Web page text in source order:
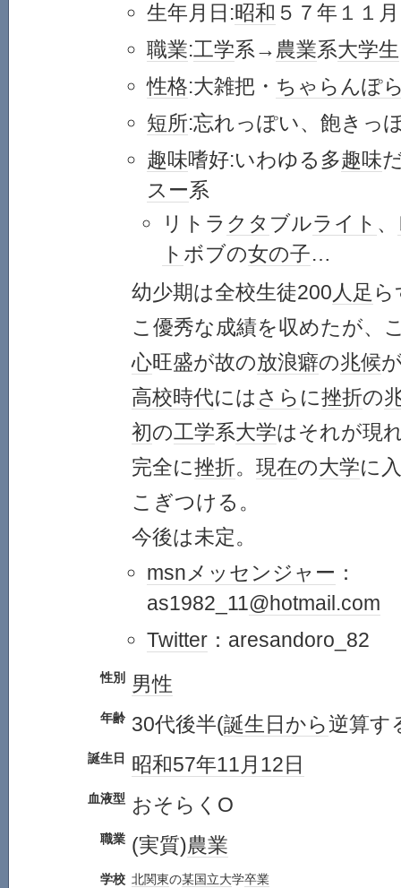
生年月日:昭和 ５７年１１
職業:工学系→ 農業系大学生
性格:大雑把・ ちゃらんぽ
短所:忘れっぽい、飽きっ
趣味嗜好:いわゆる多趣味
スー系
リトラ クタ ブルライト 、
ト ボブの女の子…
幼少期は全校生徒200人足
こ優秀な成績を収めたが、
心旺盛が故の放浪癖の兆候
高校時代には さら に挫折の
初の工学系大学はそれが現
完全に挫折。 現在の大学に
こぎつける。
今後は未定。
msnメッセンジャー ：
as1982_11@hotmail.com
Twitter ：aresandoro_82
性別 男性
年齢 30代後半(誕生日 から逆算す
誕生日 昭和57年11月12日
血液型 おそらくO
職業 (実質)農業
学校 北関東の某国立大学卒業